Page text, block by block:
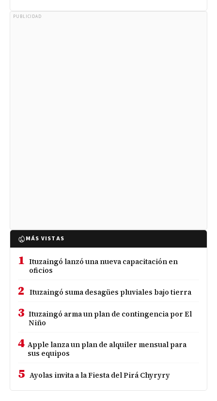
PUBLICIDAD
MÁS VISTAS
1 Ituzaingó lanzó una nueva capacitación en
oficios
2 Ituzaingó suma desagües pluviales bajo tierra
3 Ituzaingó arma un plan de contingencia por El
Niño
4 Apple lanza un plan de alquiler mensual para
sus equipos
5 Ayolas invita a la Fiesta del Pirá Chyryry